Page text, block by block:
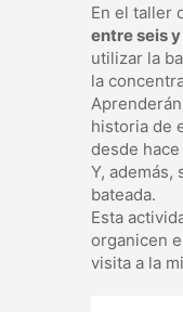
En el taller
entre seis y
utilizar la
la
historia de
desde
Y, además,
bateada.
Esta
organicen
visita a la